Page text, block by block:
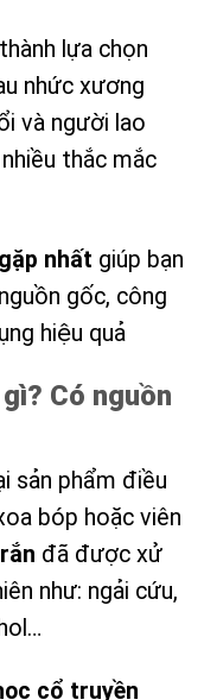
lựa chọn
nhức xương
và người lao
thắc mắc
nhất giúp bạn
gốc, công
hiệu quả
Có nguồn
sản phẩm điều
bóp hoặc viên
đã được xử
như: ngải cứu,
cổ truyền